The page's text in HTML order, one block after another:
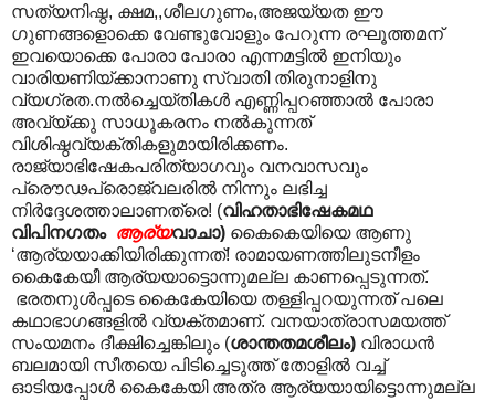
സത്യനിഷ്ഠ, ക്ഷമ,,ശീലഗുണം,അജയ്യത ഈ
ഗുണങ്ങളൊക്കെ വേണ്ടുവോളും പേറുന്ന രഘൂത്തമന്
ഇവയൊക്കെ പോരാ പോരാ എന്നമട്ടിൽ ഇനിയും
വാരിയണിയ്ക്കാനാണു സ്വാതി തിരുനാളിനു
വ്യഗ്രത.നല്‍ച്ചെയ്തികള്‍ എണ്ണിപ്പറഞ്ഞാല്‍ പോരാ
അവ്യ്ക്കു സാധൂകരനം നല്‍കുന്നത്
വിശിഷ്ഠവ്യക്തികളുമായിരിക്കണം.
രാജ്യാഭിഷേകപരിത്യാഗവും വനവാസവും
പ്രൌഢപ്രൊജ്വലരില്‍ നിന്നും ലഭിച്ച
നിര്‍ദ്ദേശത്താലാണത്രെ! (വിഹതാഭിഷേകമഥ
വിപിനഗതം ആര്യവാചാ) കൈകെയിയെ ആണു
‘ആര്യയാക്കിയിരിക്കുന്നത്! രാമായണത്തിലുടനീളം
കൈകേയീ ആര്യയാട്ടൊന്നുമല്ല കാണപ്പെടുന്നത്.
ഭരതനുൾപ്പടെ കൈകേയിയെ തള്ളിപ്പറയുന്നത് പലെ
കഥാഭാഗങ്ങളിൽ വ്യക്തമാണ്. വനയാത്രാസമയത്ത്
സംയമനം ദീക്ഷിച്ചെങ്കിലും (ശാന്തതമശീലം) വിരാധന്‍
ബലമായി സീതയെ പിടിച്ചെടുത്ത് തോളില്‍ വച്ച്
ഓടിയപ്പോള്‍ കൈകേയി അത്ര ആര്യയായിട്ടൊന്നുമല്ല